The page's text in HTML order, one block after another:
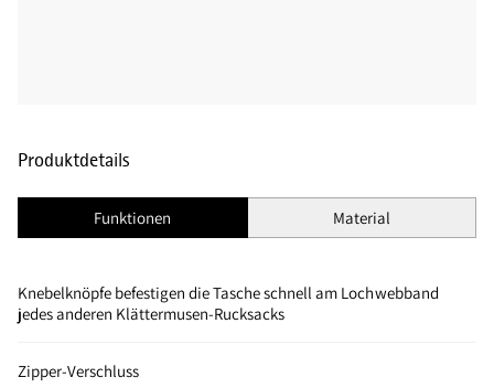
Produktdetails
Funktionen Material
Knebelknöpfe befestigen die Tasche schnell am Lochwebband
jedes anderen Klättermusen-Rucksacks
Zipper-Verschluss